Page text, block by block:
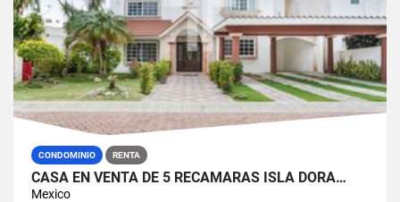
CONDOMINIO RENTA
CASA EN VENTA DE 5 RECÁMARAS ISLA DORA…
Mexico